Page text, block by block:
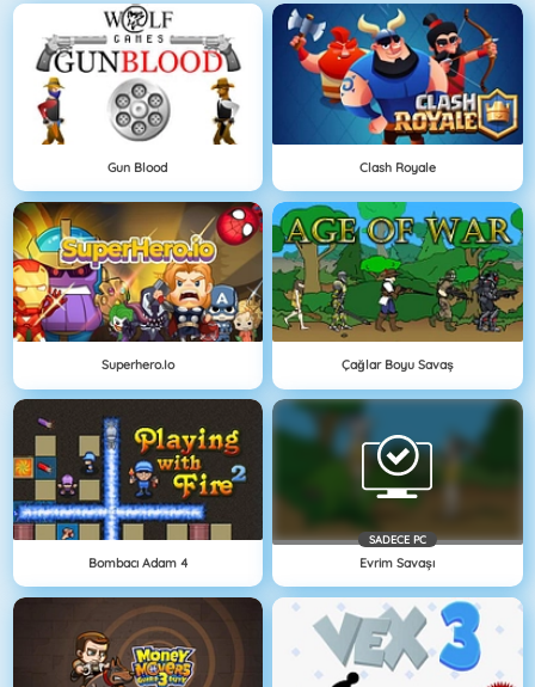
Gun Blood Clash Royale
Superhero.io Çağlar Boyu Savaş
Bombacı Adam 4
SADECE PC
Evrim Savaşı